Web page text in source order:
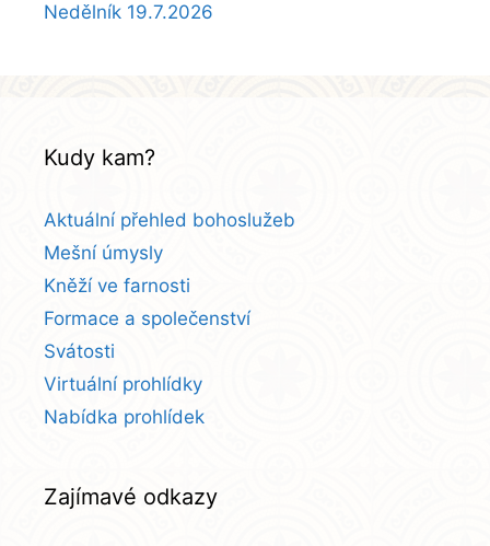
Nedělník 19.7.2026
Kudy kam?
Aktuální přehled bohoslužeb
Mešní úmysly
Kněží ve farnosti
Formace a společenství
Svátosti
Virtuální prohlídky
Nabídka prohlídek
Zajímavé odkazy